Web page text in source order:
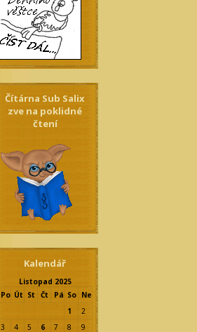
Čítárna Sub Salix
zve na poklidné
čtení
Kalendář
Listopad 2025
Po Út St Čt Pá So Ne
1
2
3
4 5 6 7 8 9